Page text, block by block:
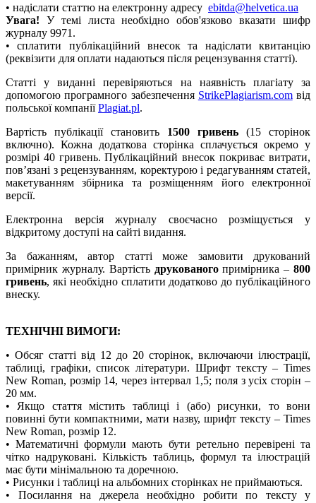
• надіслати статтю на електронну адресу ebitda@helvetica.ua
Увага! У темі листа необхідно обов'язково вказати шифр
журналу 9971.
• сплатити публікаційний внесок та надіслати квитанцію
(реквізити для оплати надаються після рецензування статті).
Статті у виданні перевіряються на наявність плагіату за
допомогою програмного забезпечення StrikePlagiarism.comвід
польської компаніїPlagiat.pl.
Вартість публікації становить 1500 гривень (15 сторінок
включно). Кожна додаткова сторінка сплачується окремо у
розмірі 40 гривень. Публікаційний внесок покриває витрати,
пов’язані з рецензуванням, коректурою і редагуванням статей,
макетуванням збірника та розміщенням його електронної
версії.
Електронна версія журналу своєчасно розміщується у
відкритому доступі на сайті видання.
За бажанням, автор статті може замовити друкований
примірник журналу. Вартість друкованогопримірника – 800
гривень, які необхідно сплатити додатково до публікаційного
внеску.
ТЕХНІЧНІ ВИМОГИ:
• Обсяг статті від 12 до 20 сторінок, включаючи ілюстрації,
таблиці, графіки, список літератури. Шрифт тексту – Times
New Roman, розмір 14, через інтервал 1,5; поля з усіх сторін –
20 мм.
• Якщо стаття містить таблиці і (або) рисунки, то вони
повинні бути компактними, мати назву, шрифт тексту – Times
New Roman, розмір 12.
• Математичні формули мають бути ретельно перевірені та
чітко надруковані. Кількість таблиць, формул та ілюстрацій
має бути мінімальною та доречною.
• Рисунки і таблиці на альбомних сторінках не приймаються.
• Посилання на джерела необхідно робити по тексту у